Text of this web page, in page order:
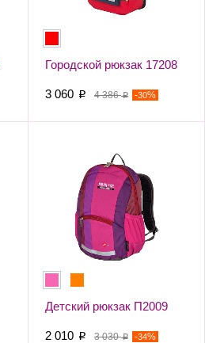
Городской рюкзак 17208
-30%
4 386p
3 060 p
Детский рюкзак П2009
-34%
3 030p
2 010 p